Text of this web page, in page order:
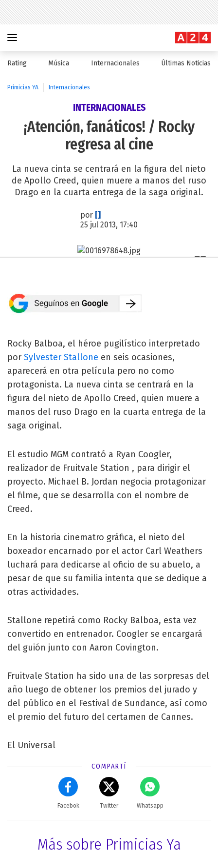
Rating Música Internacionales Últimas Noticias
Primicias YA Internacionales
INTERNACIONALES
¡Atención, fanáticos! / Rocky
regresa al cine
La nueva cinta se centrará en la figura del nieto
de Apollo Creed, quien muere a manos del ruso
Drago en la cuarta entrega de la saga original.
por []
25 jul 2013, 17:40
Rocky Balboa, el héroe pugilístico interpretado
por Sylvester Stallone en seis ocasiones,
aparecerá en otra película pero no como
protagonista. La nueva cinta se centrará en la
figura del nieto de Apollo Creed, quien muere a
manos del ruso Drago en la cuarta entrega de la
saga original.
El estudio MGM contrató a Ryan Coogler,
realizador de Fruitvale Station , para dirigir el
proyecto. Michael B. Jordan negocia protagonizar
el filme, que se desarrolla con el nombre de
Creed.
En la historia cinematro gráfica, el nieto del
boxeador encarnado por el actor Carl Weathers
luchará para dedicarse al oficio de su abuelo, a
pesar de que su familia intenta que se dedique a
otras actividades.
Stallone repetirá como Rocky Balboa, esta vez
convertido en entrenador. Coogler se encargará
del guión junto con Aaron Covington.
Fruitvale Station ha sido una de las sorpresas del
año luego de obtener los premios del jurado y
del público en el Festival de Sundance, así como
el premio del futuro del certamen de Cannes.
El Universal
COMPARTÍ
Facebok Twitter Whatsapp
Más sobre Primicias Ya